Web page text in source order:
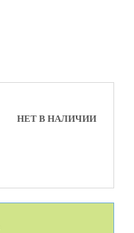
НЕТ В НАЛИЧИИ